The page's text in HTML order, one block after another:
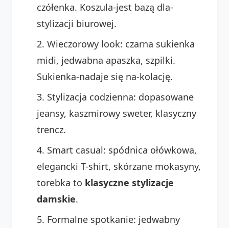
czółenka. Koszula-jest bazą dla-
stylizacji biurowej.
Wieczorowy look: czarna sukienka
midi, jedwabna apaszka, szpilki.
Sukienka-nadaje się na-kolację.
Stylizacja codzienna: dopasowane
jeansy, kaszmirowy sweter, klasyczny
trencz.
Smart casual: spódnica ołówkowa,
elegancki T-shirt, skórzane mokasyny,
torebka to klasyczne stylizacje
damskie.
Formalne spotkanie: jedwabny